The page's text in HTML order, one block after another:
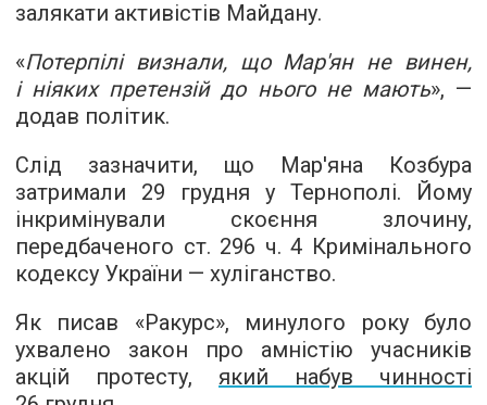
залякати активістів Майдану.
«Потерпілі визнали, що Мар'ян не винен,
і ніяких претензій до нього не мають», —
додав політик.
Слід зазначити, що Мар'яна Козбура
затримали 29 грудня у Тернополі. Йому
інкримінували скоєння злочину,
передбаченого ст. 296 ч. 4 Кримінального
кодексу України — хуліганство.
Як писав «Ракурс», минулого року було
ухвалено закон про амністію учасників
акцій протесту, який набув чинності